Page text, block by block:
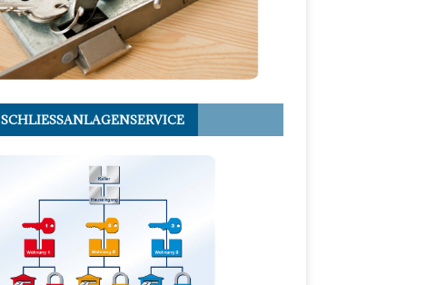
SCHLIESSANLAGENSERVICE